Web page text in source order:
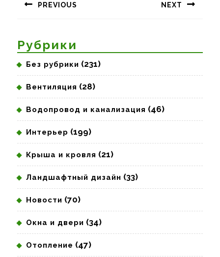
записям
PREVIOUS NEXT
Рубрики
Без рубрики (231)
Вентиляция (28)
Водопровод и канализация (46)
Интерьер (199)
Крыша и кровля (21)
Ландшафтный дизайн (33)
Новости (70)
Окна и двери (34)
Отопление (47)